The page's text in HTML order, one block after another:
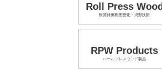
Roll Press Wood
軟質針葉樹圧密化・成形技術
RPW Products
ロールプレスウッド製品